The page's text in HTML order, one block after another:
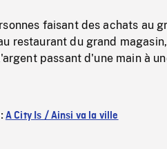
faisant des achats au
restaurant du grand
passant d'une main à
A City Is / Ainsi va la ville